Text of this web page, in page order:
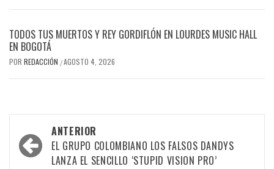
TODOS TUS MUERTOS Y REY GORDIFLÓN EN LOURDES MUSIC HALL
EN BOGOTÁ
POR REDACCIÓN /AGOSTO 4, 2026
Navegación
por
ANTERIOR
EL GRUPO COLOMBIANO LOS FALSOS DANDYS
LANZA EL SENCILLO ‘STUPID VISION PRO’